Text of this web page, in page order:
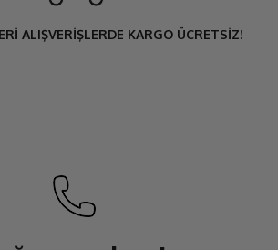
ALIŞVERİŞLERDE KARGO ÜCRETSİZ!